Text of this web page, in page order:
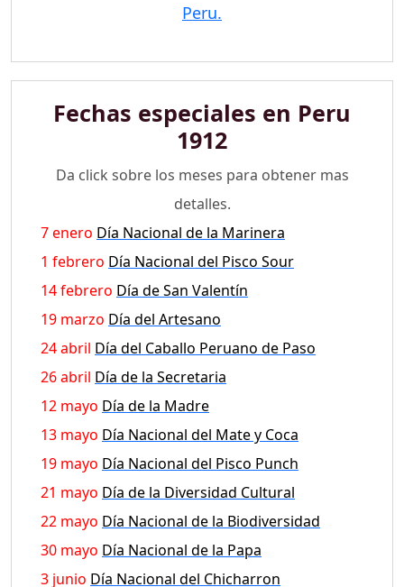
Peru.
Fechas especiales en Peru
1912
Da click sobre los meses para obtener mas
detalles.
7 enero Día Nacional de la Marinera
1 febrero Día Nacional del Pisco Sour
14 febrero Día de San Valentín
19 marzo Día del Artesano
24 abril Día del Caballo Peruano de Paso
26 abril Día de la Secretaria
12 mayo Día de la Madre
13 mayo Día Nacional del Mate y Coca
19 mayo Día Nacional del Pisco Punch
21 mayo Día de la Diversidad Cultural
22 mayo Día Nacional de la Biodiversidad
30 mayo Día Nacional de la Papa
3 junio Día Nacional del Chicharron